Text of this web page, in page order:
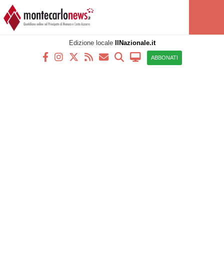
Edizione locale IlNazionale.it
ABBONATI